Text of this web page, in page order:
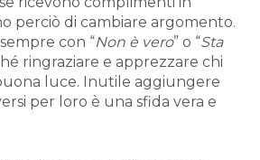
perciò di cambiare argomento.
con “Non è vero” o “Sta
ringraziare e apprezzare chi
luce. Inutile aggiungere
per loro è una sfida vera e